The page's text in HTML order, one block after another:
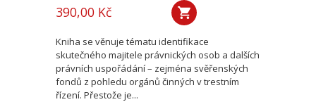
390,00 Kč
Kniha se věnuje tématu identifikace
skutečného majitele právnických osob a dalších
právních uspořádání – zejména svěřenských
fondů z pohledu orgánů činných v trestním
řízení. Přestože je...